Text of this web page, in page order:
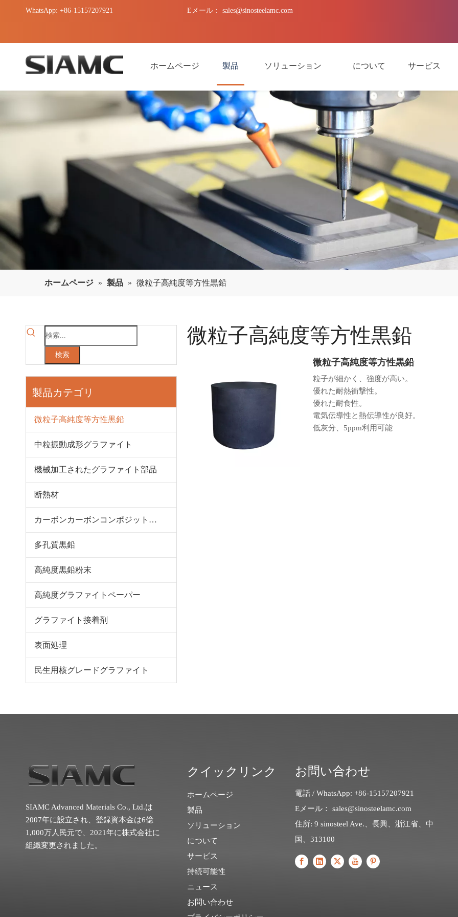
WhatsApp: +86-15157207921 Eメール： sales@sinosteelamc.com
ホームページ 製品 ソリューション について サービス
ホームページ » 製品 » 微粒子高純度等方性黒鉛
検索
製品カテゴリ
微粒子高純度等方性黒鉛
中粒振動成形グラファイト
機械加工されたグラファイト部品
断熱材
カーボンカーボンコンポジットとフェルト
多孔質黒鉛
高純度黒鉛粉末
高純度グラファイトペーパー
グラファイト接着剤
表面処理
民生用核グレードグラファイト
微粒子高純度等方性黒鉛
微粒子高純度等方性黒鉛
粒子が細かく、強度が高い。
優れた耐熱衝撃性。
優れた耐食性。
電気伝導性と熱伝導性が良好。
低灰分、5ppm利用可能
SIAMC Advanced Materials Co., Ltd.は
2007年に設立され、登録資本金は6億
1,000万人民元で、2021年に株式会社に
組織変更されました。
クイックリンク
ホームページ
製品
ソリューション
について
サービス
持続可能性
ニュース
お問い合わせ
お問い合わせ
電話 / WhatsApp: +86-15157207921
Eメール： sales@sinosteelamc.com
住所: 9 sinosteel Ave.、長興、浙江省、中
国、313100